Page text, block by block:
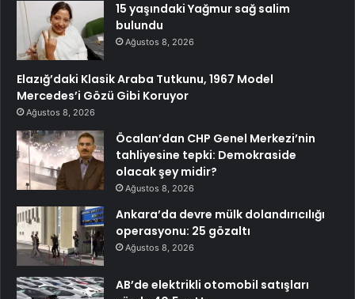
15 yaşındaki Yağmur sağ salim
bulundu
Ağustos 8, 2026
Elazığ’daki Klasik Araba Tutkunu, 1967 Model
Mercedes’i Gözü Gibi Koruyor
Ağustos 8, 2026
Öcalan’dan CHP Genel Merkezi’nin
tahliyesine tepki: Demokraside
olacak şey midir?
Ağustos 8, 2026
Ankara’da devre mülk dolandırıcılığı
operasyonu: 25 gözaltı
Ağustos 8, 2026
AB’de elektrikli otomobil satışları